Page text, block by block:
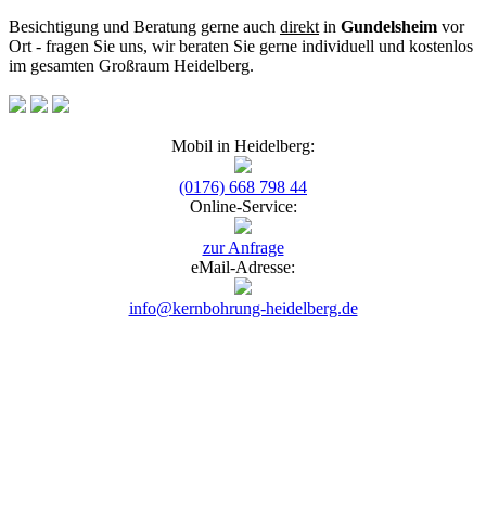
Besichtigung und Beratung gerne auch direkt in Gundelsheim vor
Ort - fragen Sie uns, wir beraten Sie gerne individuell und kostenlos
im gesamten Großraum Heidelberg.
Mobil in Heidelberg:
(0176) 668 798 44
Online-Service:
zur Anfrage
eMail-Adresse:
info@kernbohrung-heidelberg.de